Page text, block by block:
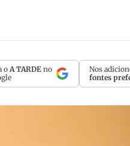
oA TARDE no
Nos
fontes